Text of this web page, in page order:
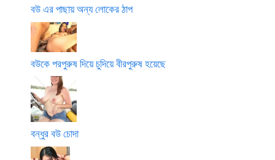
বউ এর পাছায় অন্য লোকের ঠাপ
বউকে পরপুরুষ দিয়ে চুদিয়ে বীরপুরুষ হয়েছে
বন্ধুর বউ চোদা